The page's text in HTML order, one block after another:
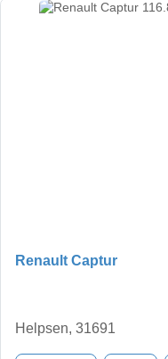
Renault Captur
Helpsen, 31691